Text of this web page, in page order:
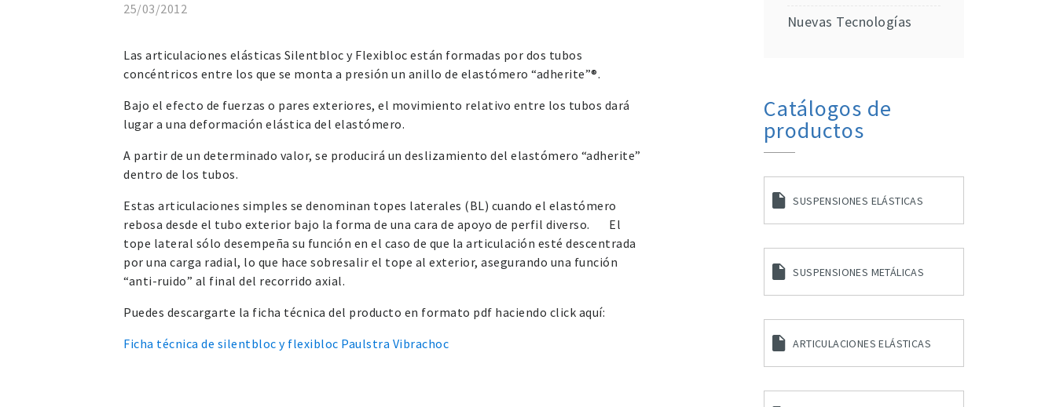
25/03/2012
Las articulaciones elásticas Silentbloc y Flexibloc están formadas por dos tubos
concéntricos entre los que se monta a presión un anillo de elastómero “adherite”®.
Bajo el efecto de fuerzas o pares exteriores, el movimiento relativo entre los tubos dará
lugar a una deformación elástica del elastómero.
A partir de un determinado valor, se producirá un deslizamiento del elastómero “adherite”
dentro de los tubos.
Estas articulaciones simples se denominan topes laterales (BL) cuando el elastómero
rebosa desde el tubo exterior bajo la forma de una cara de apoyo de perfil diverso. El
tope lateral sólo desempeña su función en el caso de que la articulación esté descentrada
por una carga radial, lo que hace sobresalir el tope al exterior, asegurando una función
“anti-ruido” al final del recorrido axial.
Puedes descargarte la ficha técnica del producto en formato pdf haciendo click aquí:
Ficha técnica de silentbloc y flexibloc Paulstra Vibrachoc
Nuevas Tecnologías
Catálogos de
productos
SUSPENSIONES ELÁSTICAS
SUSPENSIONES METÁLICAS
ARTICULACIONES ELÁSTICAS